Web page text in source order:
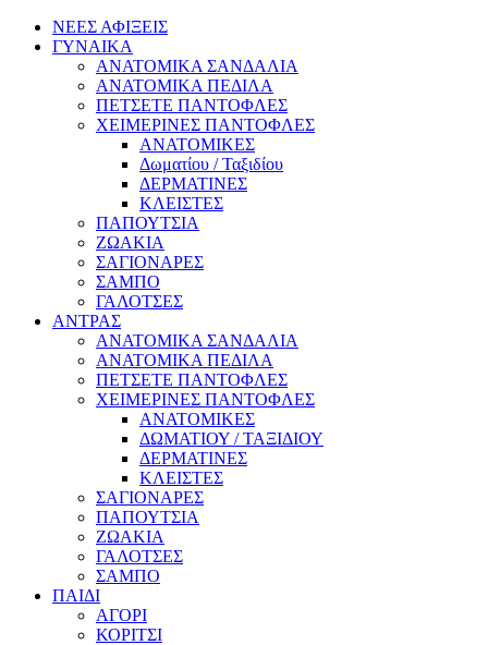
ΝΕΕΣ ΑΦΙΞΕΙΣ
ΓΥΝΑΙΚΑ
ΑΝΑΤΟΜΙΚΑ ΣΑΝΔΑΛΙΑ
ΑΝΑΤΟΜΙΚΑ ΠΕΔΙΛΑ
ΠΕΤΣΕΤΕ ΠΑΝΤΟΦΛΕΣ
ΧΕΙΜΕΡΙΝΕΣ ΠΑΝΤΟΦΛΕΣ
ΑΝΑΤΟΜΙΚΕΣ
Δωματίου / Ταξιδίου
ΔΕΡΜΑΤΙΝΕΣ
ΚΛΕΙΣΤΕΣ
ΠΑΠΟΥΤΣΙΑ
ΖΩΑΚΙΑ
ΣΑΓΙΟΝΑΡΕΣ
ΣΑΜΠΟ
ΓΑΛΟΤΣΕΣ
ΑΝΤΡΑΣ
ΑΝΑΤΟΜΙΚΑ ΣΑΝΔΑΛΙΑ
ΑΝΑΤΟΜΙΚΑ ΠΕΔΙΛΑ
ΠΕΤΣΕΤΕ ΠΑΝΤΟΦΛΕΣ
ΧΕΙΜΕΡΙΝΕΣ ΠΑΝΤΟΦΛΕΣ
ΑΝΑΤΟΜΙΚΕΣ
ΔΩΜΑΤΙΟΥ / ΤΑΞΙΔΙΟΥ
ΔΕΡΜΑΤΙΝΕΣ
ΚΛΕΙΣΤΕΣ
ΣΑΓΙΟΝΑΡΕΣ
ΠΑΠΟΥΤΣΙΑ
ΖΩΑΚΙΑ
ΓΑΛΟΤΣΕΣ
ΣΑΜΠΟ
ΠΑΙΔΙ
ΑΓΟΡΙ
ΚΟΡΙΤΣΙ